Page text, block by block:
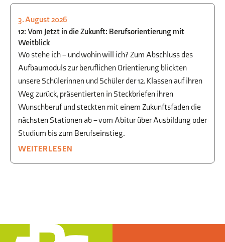
STUDIEN- UND BERUFSORIENTIERUNG
3. August 2026
12: Vom Jetzt in die Zukunft: Berufsorientierung mit
Weitblick
Wo stehe ich – und wohin will ich? Zum Abschluss des
Aufbaumoduls zur beruflichen Orientierung blickten
unsere Schülerinnen und Schüler der 12. Klassen auf ihren
Weg zurück, präsentierten in Steckbriefen ihren
Wunschberuf und steckten mit einem Zukunftsfaden die
nächsten Stationen ab – vom Abitur über Ausbildung oder
Studium bis zum Berufseinstieg.
WEITERLESEN